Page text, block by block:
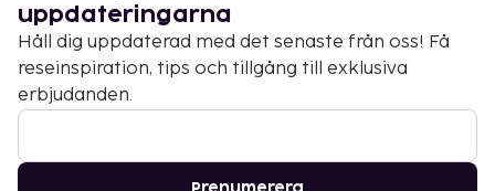
uppdateringarna
Håll dig uppdaterad med det senaste från oss! Få
reseinspiration, tips och tillgång till exklusiva
erbjudanden.